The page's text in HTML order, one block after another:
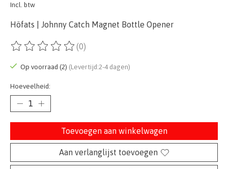
Incl. btw
Höfats | Johnny Catch Magnet Bottle Opener
De beoordeling van dit product is
(0)
Op voorraad (2) (Levertijd:2-4 dagen)
Hoeveelheid:
Toevoegen aan winkelwagen
Aan verlanglijst toevoegen